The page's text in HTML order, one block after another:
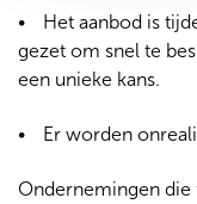
Het aanbod is
gezet om snel te
een unieke kans.
Er worden
Ondernemingen